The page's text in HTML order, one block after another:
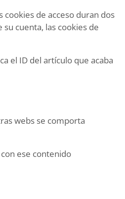
cookies de acceso duran dos
cuenta, las cookies de
el ID del artículo que acaba
webs se comporta
ese contenido